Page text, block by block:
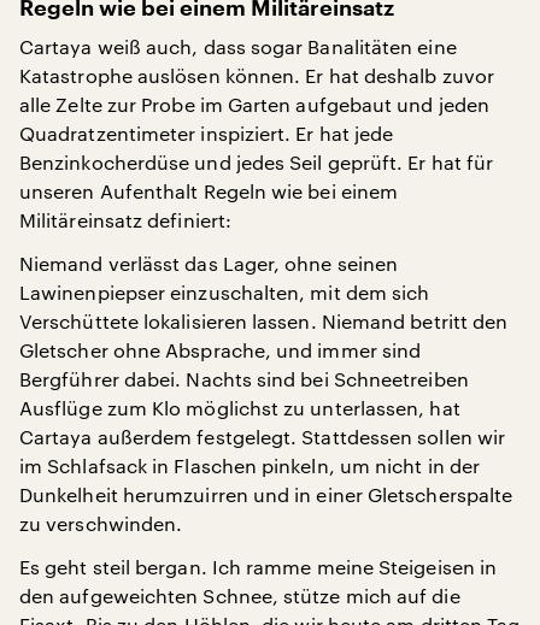
Regeln wie bei einem Militäreinsatz
Cartaya weiß auch, dass sogar Banalitäten eine
Katastrophe auslösen können. Er hat deshalb zuvor
alle Zelte zur Probe im Garten aufgebaut und jeden
Quadratzentimeter inspiziert. Er hat jede
Benzinkocherdüse und jedes Seil geprüft. Er hat für
unseren Aufenthalt Regeln wie bei einem
Militäreinsatz definiert:
Niemand verlässt das Lager, ohne seinen
Lawinenpiepser einzuschalten, mit dem sich
Verschüttete lokalisieren lassen. Niemand betritt den
Gletscher ohne Absprache, und immer sind
Bergführer dabei. Nachts sind bei Schneetreiben
Ausflüge zum Klo möglichst zu unterlassen, hat
Cartaya außerdem festgelegt. Stattdessen sollen wir
im Schlafsack in Flaschen pinkeln, um nicht in der
Dunkelheit herumzuirren und in einer Gletscherspalte
zu verschwinden.
Es geht steil bergan. Ich ramme meine Steigeisen in
den aufgeweichten Schnee, stütze mich auf die